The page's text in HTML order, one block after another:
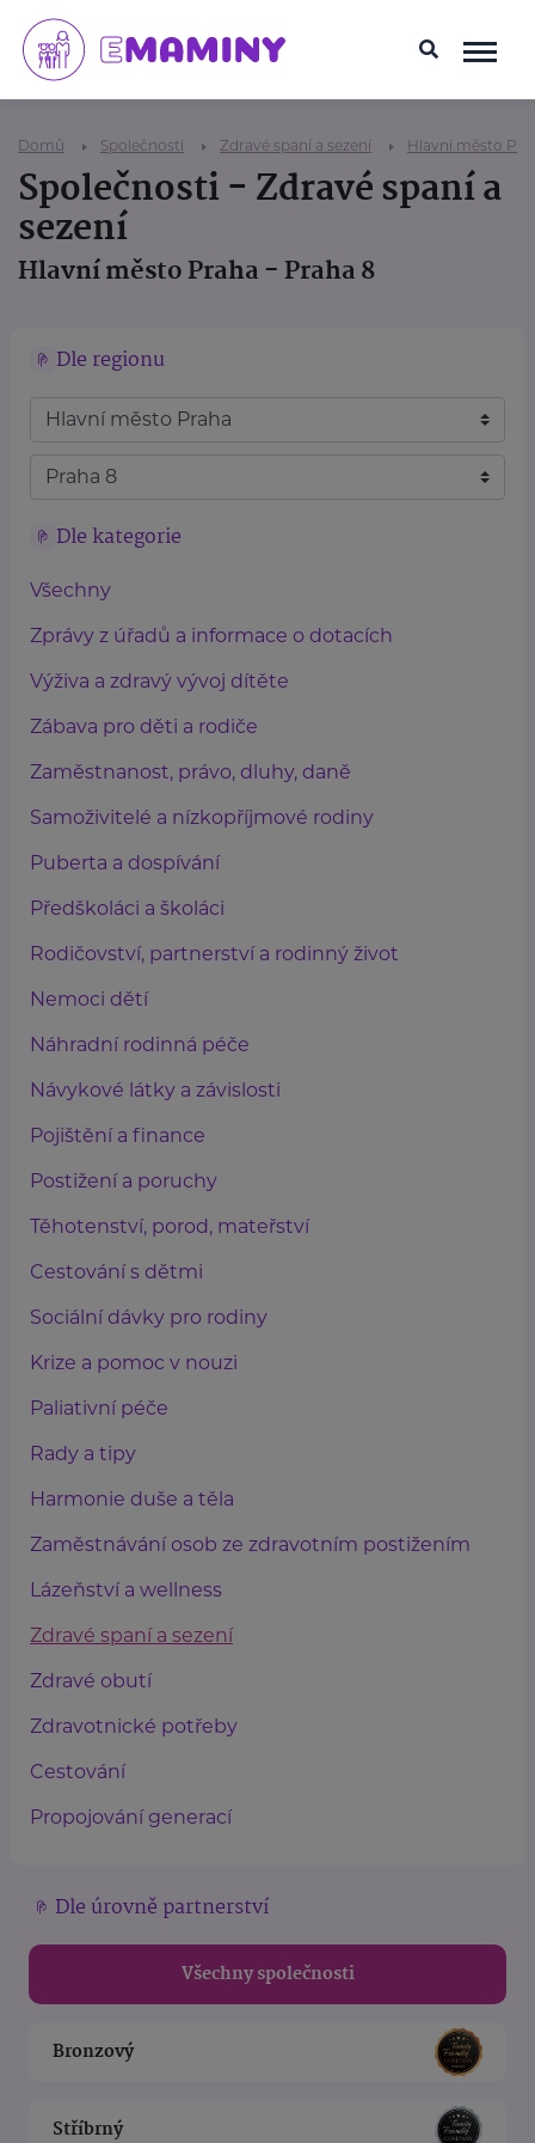
Domů Společnosti Zdravé spaní a sezení Hlavní město
Společnosti - Zdravé spaní a
sezení
Hlavní město Praha - Praha 8
Dle regionu
Dle kategorie
Všechny
Zprávy z úřadů a informace o dotacích
Výživa a zdravý vývoj dítěte
Zábava pro děti a rodiče
Zaměstnanost, právo, dluhy, daně
Samoživitelé a nízkopříjmové rodiny
Puberta a dospívání
Předškoláci a školáci
Rodičovství, partnerství a rodinný život
Nemoci dětí
Náhradní rodinná péče
Návykové látky a závislosti
Pojištění a finance
Postižení a poruchy
Těhotenství, porod, mateřství
Cestování s dětmi
Sociální dávky pro rodiny
Krize a pomoc v nouzi
Paliativní péče
Rady a tipy
Harmonie duše a těla
Zaměstnávání osob ze zdravotním postižením
Lázeňství a wellness
Zdravé spaní a sezení
Zdravé obutí
Zdravotnické potřeby
Cestování
Propojování generací
Dle úrovně partnerství
Všechny společnosti
Bronzový
Stříbrný